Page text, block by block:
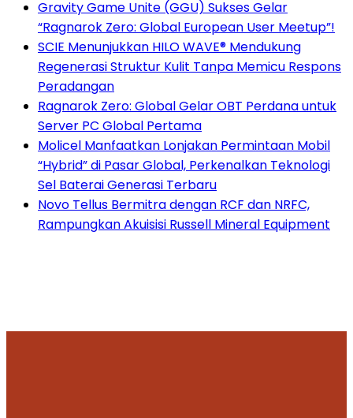
Gravity Game Unite (GGU) Sukses Gelar
“Ragnarok Zero: Global European User Meetup”!
SCIE Menunjukkan HILO WAVE® Mendukung
Regenerasi Struktur Kulit Tanpa Memicu Respons
Peradangan
Ragnarok Zero: Global Gelar OBT Perdana untuk
Server PC Global Pertama
Molicel Manfaatkan Lonjakan Permintaan Mobil
“Hybrid” di Pasar Global, Perkenalkan Teknologi
Sel Baterai Generasi Terbaru
Novo Tellus Bermitra dengan RCF dan NRFC,
Rampungkan Akuisisi Russell Mineral Equipment